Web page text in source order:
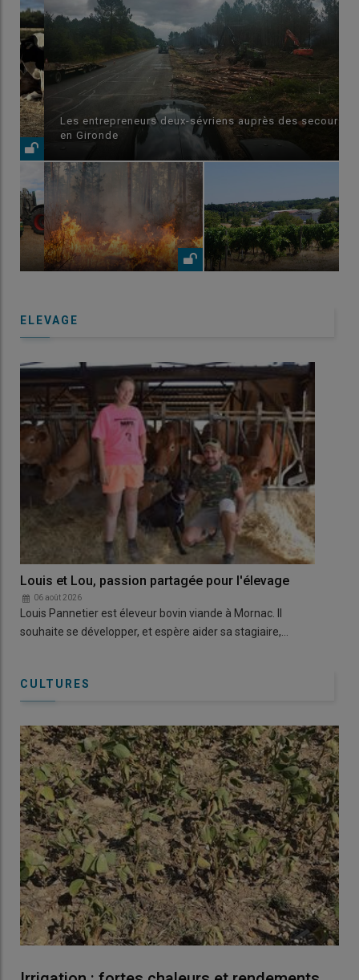
Les entrepreneurs deux-sévriens auprès des secours
en Gironde
ELEVAGE
Louis et Lou, passion partagée pour l'élevage
06 août 2026
Louis Pannetier est éleveur bovin viande à Mornac. Il
souhaite se développer, et espère aider sa stagiaire,…
CULTURES